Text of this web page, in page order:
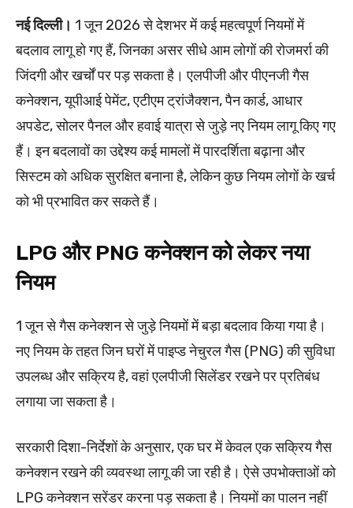
नई दिल्ली। 1 जून 2026 से देशभर में कई महत्वपूर्ण नियमों में
बदलाव लागू हो गए हैं, जिनका असर सीधे आम लोगों की रोजमर्रा की
जिंदगी और खर्चों पर पड़ सकता है। एलपीजी और पीएनजी गैस
कनेक्शन, यूपीआई पेमेंट, एटीएम ट्रांजैक्शन, पैन कार्ड, आधार
अपडेट, सोलर पैनल और हवाई यात्रा से जुड़े नए नियम लागू किए गए
हैं। इन बदलावों का उद्देश्य कई मामलों में पारदर्शिता बढ़ाना और
सिस्टम को अधिक सुरक्षित बनाना है, लेकिन कुछ नियम लोगों के खर्च
को भी प्रभावित कर सकते हैं।
LPG और PNG कनेक्शन को लेकर नया
नियम
1 जून से गैस कनेक्शन से जुड़े नियमों में बड़ा बदलाव किया गया है।
नए नियम के तहत जिन घरों में पाइप्ड नेचुरल गैस (PNG) की सुविधा
उपलब्ध और सक्रिय है, वहां एलपीजी सिलेंडर रखने पर प्रतिबंध
लगाया जा सकता है।
सरकारी दिशा-निर्देशों के अनुसार, एक घर में केवल एक सक्रिय गैस
कनेक्शन रखने की व्यवस्था लागू की जा रही है। ऐसे उपभोक्ताओं को
LPG कनेक्शन सरेंडर करना पड़ सकता है। नियमों का पालन नहीं